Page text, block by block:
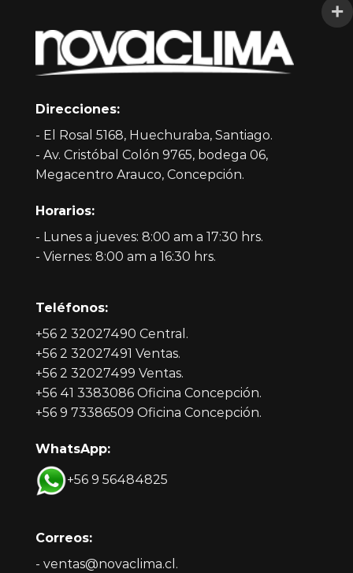
Direcciones:
- El Rosal 5168, Huechuraba, Santiago.
- Av. Cristóbal Colón 9765, bodega 06,
Megacentro Arauco, Concepción.
Horarios:
- Lunes a jueves: 8:00 am a 17:30 hrs.
- Viernes: 8:00 am a 16:30 hrs.
Teléfonos:
+56 2 32027490 Central.
+56 2 32027491 Ventas.
+56 2 32027499 Ventas.
+56 41 3383086 Oficina Concepción.
+56 9 73386509 Oficina Concepción.
WhatsApp:
+56 9 56484825
Correos:
- ventas@novaclima.cl.